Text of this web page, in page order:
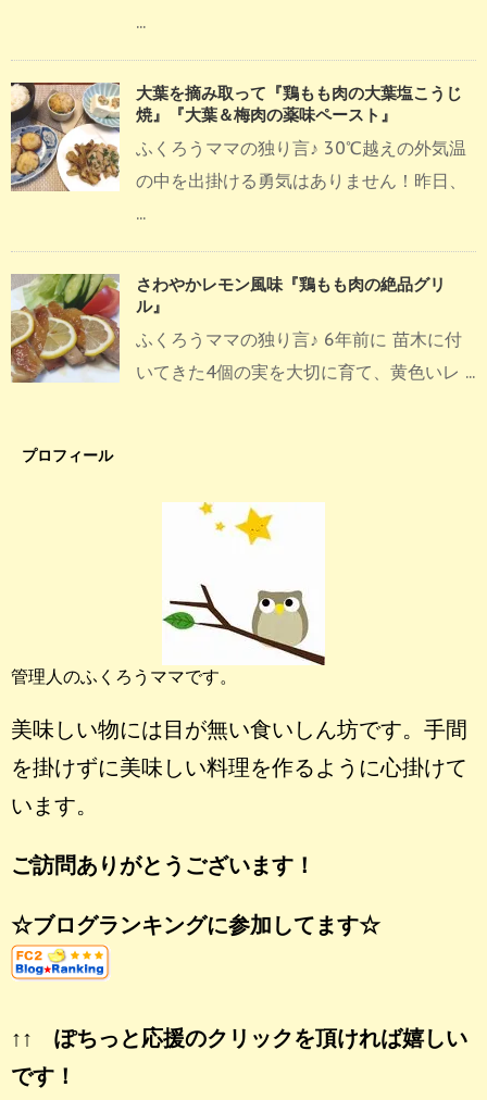
...
大葉を摘み取って『鶏もも肉の大葉塩こうじ
焼』『大葉＆梅肉の薬味ペースト』
ふくろうママの独り言♪ 30℃越えの外気温
の中を出掛ける勇気はありません！昨日、
...
さわやかレモン風味『鶏もも肉の絶品グリ
ル』
ふくろうママの独り言♪ 6年前に 苗木に付
いてきた4個の実を大切に育て、黄色いレ ...
プロフィール
管理人のふくろうママです。
美味しい物には目が無い食いしん坊です。手間
を掛けずに美味しい料理を作るように心掛けて
います。
ご訪問ありがとうございます！
☆ブログランキングに参加してます☆
↑↑ ぽちっと応援のクリックを頂ければ嬉しい
です！